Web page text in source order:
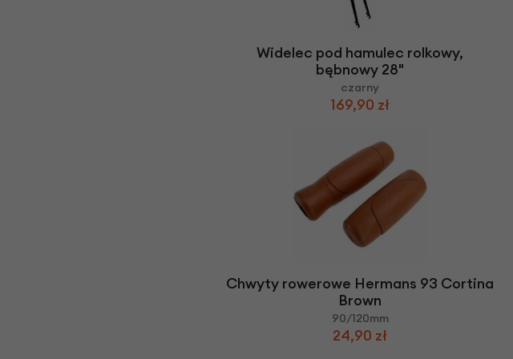
Widelec pod hamulec rolkowy,
bębnowy 28"
czarny
169,90 zł
Chwyty rowerowe Hermans 93 Cortina
Brown
90/120mm
24,90 zł